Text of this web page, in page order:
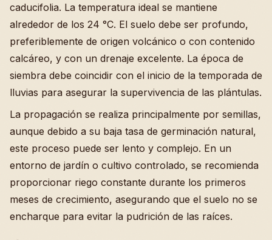
caducifolia. La temperatura ideal se mantiene
alrededor de los 24 °C. El suelo debe ser profundo,
preferiblemente de origen volcánico o con contenido
calcáreo, y con un drenaje excelente. La época de
siembra debe coincidir con el inicio de la temporada de
lluvias para asegurar la supervivencia de las plántulas.
La propagación se realiza principalmente por semillas,
aunque debido a su baja tasa de germinación natural,
este proceso puede ser lento y complejo. En un
entorno de jardín o cultivo controlado, se recomienda
proporcionar riego constante durante los primeros
meses de crecimiento, asegurando que el suelo no se
encharque para evitar la pudrición de las raíces.